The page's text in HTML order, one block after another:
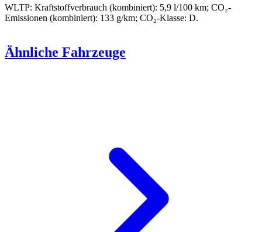
WLTP: Kraftstoffverbrauch (kombiniert): 5,9 l/100 km; CO₂-
Emissionen (kombiniert): 133 g/km; CO₂-Klasse: D.
Ähnliche Fahrzeuge